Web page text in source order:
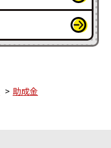
助成金